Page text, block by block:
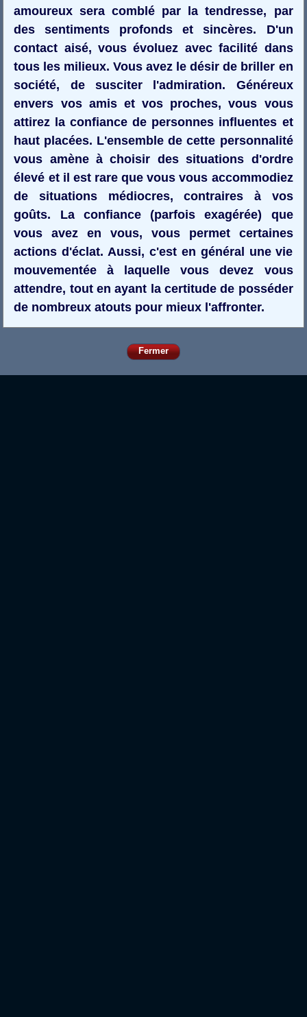
amoureux sera comblé par la tendresse, par
des sentiments profonds et sincères. D'un
contact aisé, vous évoluez avec facilité dans
tous les milieux. Vous avez le désir de briller en
société, de susciter l'admiration. Généreux
envers vos amis et vos proches, vous vous
attirez la confiance de personnes influentes et
haut placées. L'ensemble de cette personnalité
vous amène à choisir des situations d'ordre
élevé et il est rare que vous vous accommodiez
de situations médiocres, contraires à vos
goûts. La confiance (parfois exagérée) que
vous avez en vous, vous permet certaines
actions d'éclat. Aussi, c'est en général une vie
mouvementée à laquelle vous devez vous
attendre, tout en ayant la certitude de posséder
de nombreux atouts pour mieux l'affronter.